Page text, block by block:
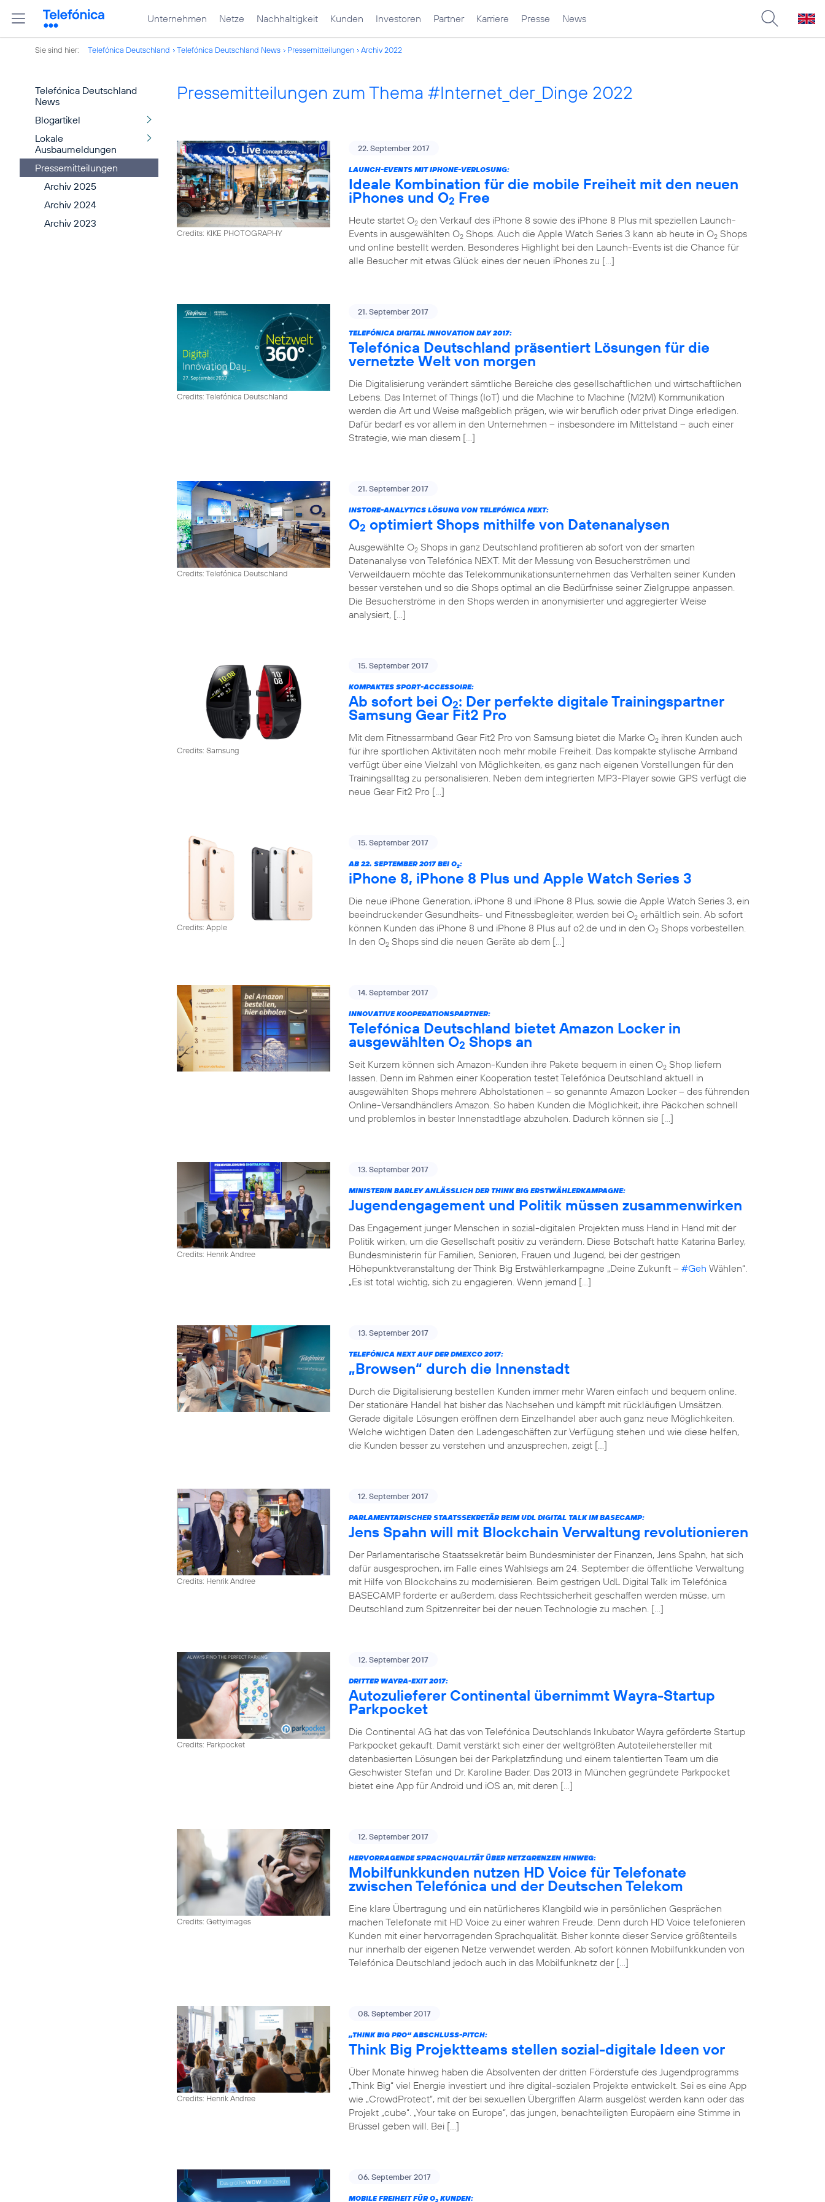
Unternehmen Netze Nachhaltigkeit Kunden Investoren Partner Karriere Presse News
Sie sind hier: Telefónica Deutschland Telefónica Deutschland News Pressemitteilungen Archiv 2022
Telefónica Deutschland
News
Blogartikel
Lokale
Ausbaumeldungen
Pressemitteilungen
Archiv 2025
Archiv 2024
Archiv 2023
Pressemitteilungen zum Thema #Internet_der_Dinge 2022
Credits: KIKE PHOTOGRAPHY
22. September 2017
LAUNCH-EVENTS MIT IPHONE-VERLOSUNG:
Ideale Kombination für die mobile Freiheit mit den neuen
iPhones und O2 Free
Heute startet O2 den Verkauf des iPhone 8 sowie des iPhone 8 Plus mit speziellen Launch-
Events in ausgewählten O2 Shops. Auch die Apple Watch Series 3 kann ab heute in O2 Shops
und online bestellt werden. Besonderes Highlight bei den Launch-Events ist die Chance für
alle Besucher mit etwas Glück eines der neuen iPhones zu […]
Credits: Telefónica Deutschland
21. September 2017
TELEFÓNICA DIGITAL INNOVATION DAY 2017:
Telefónica Deutschland präsentiert Lösungen für die
vernetzte Welt von morgen
Die Digitalisierung verändert sämtliche Bereiche des gesellschaftlichen und wirtschaftlichen
Lebens. Das Internet of Things (IoT) und die Machine to Machine (M2M) Kommunikation
werden die Art und Weise maßgeblich prägen, wie wir beruflich oder privat Dinge erledigen.
Dafür bedarf es vor allem in den Unternehmen – insbesondere im Mittelstand – auch einer
Strategie, wie man diesem […]
Credits: Telefónica Deutschland
21. September 2017
INSTORE-ANALYTICS LÖSUNG VON TELEFÓNICA NEXT:
O2 optimiert Shops mithilfe von Datenanalysen
Ausgewählte O2 Shops in ganz Deutschland profitieren ab sofort von der smarten
Datenanalyse von Telefónica NEXT. Mit der Messung von Besucherströmen und
Verweildauern möchte das Telekommunikationsunternehmen das Verhalten seiner Kunden
besser verstehen und so die Shops optimal an die Bedürfnisse seiner Zielgruppe anpassen.
Die Besucherströme in den Shops werden in anonymisierter und aggregierter Weise
analysiert, […]
Credits: Samsung
15. September 2017
KOMPAKTES SPORT-ACCESSOIRE:
Ab sofort bei O2: Der perfekte digitale Trainingspartner
Samsung Gear Fit2 Pro
Mit dem Fitnessarmband Gear Fit2 Pro von Samsung bietet die Marke O2 ihren Kunden auch
für ihre sportlichen Aktivitäten noch mehr mobile Freiheit. Das kompakte stylische Armband
verfügt über eine Vielzahl von Möglichkeiten, es ganz nach eigenen Vorstellungen für den
Trainingsalltag zu personalisieren. Neben dem integrierten MP3-Player sowie GPS verfügt die
neue Gear Fit2 Pro […]
Credits: Apple
15. September 2017
AB 22. SEPTEMBER 2017 BEI O2:
iPhone 8, iPhone 8 Plus und Apple Watch Series 3
Die neue iPhone Generation, iPhone 8 und iPhone 8 Plus, sowie die Apple Watch Series 3, ein
beeindruckender Gesundheits- und Fitnessbegleiter, werden bei O2 erhältlich sein. Ab sofort
können Kunden das iPhone 8 und iPhone 8 Plus auf o2.de und in den O2 Shops vorbestellen.
In den O2 Shops sind die neuen Geräte ab dem […]
14. September 2017
INNOVATIVE KOOPERATIONSPARTNER:
Telefónica Deutschland bietet Amazon Locker in
ausgewählten O2 Shops an
Seit Kurzem können sich Amazon-Kunden ihre Pakete bequem in einen O2 Shop liefern
lassen. Denn im Rahmen einer Kooperation testet Telefónica Deutschland aktuell in
ausgewählten Shops mehrere Abholstationen – so genannte Amazon Locker – des führenden
Online-Versandhändlers Amazon. So haben Kunden die Möglichkeit, ihre Päckchen schnell
und problemlos in bester Innenstadtlage abzuholen. Dadurch können sie […]
Credits: Henrik Andree
13. September 2017
MINISTERIN BARLEY ANLÄSSLICH DER THINK BIG ERSTWÄHLERKAMPAGNE:
Jugendengagement und Politik müssen zusammenwirken
Das Engagement junger Menschen in sozial-digitalen Projekten muss Hand in Hand mit der
Politik wirken, um die Gesellschaft positiv zu verändern. Diese Botschaft hatte Katarina Barley,
Bundesministerin für Familien, Senioren, Frauen und Jugend, bei der gestrigen
Höhepunktveranstaltung der Think Big Erstwählerkampagne „Deine Zukunft – #Geh Wählen“.
„Es ist total wichtig, sich zu engagieren. Wenn jemand […]
13. September 2017
TELEFÓNICA NEXT AUF DER DMEXCO 2017:
„Browsen“ durch die Innenstadt
Durch die Digitalisierung bestellen Kunden immer mehr Waren einfach und bequem online.
Der stationäre Handel hat bisher das Nachsehen und kämpft mit rückläufigen Umsätzen.
Gerade digitale Lösungen eröffnen dem Einzelhandel aber auch ganz neue Möglichkeiten.
Welche wichtigen Daten den Ladengeschäften zur Verfügung stehen und wie diese helfen,
die Kunden besser zu verstehen und anzusprechen, zeigt […]
Credits: Henrik Andree
12. September 2017
PARLAMENTARISCHER STAATSSEKRETÄR BEIM UDL DIGITAL TALK IM BASECAMP:
Jens Spahn will mit Blockchain Verwaltung revolutionieren
Der Parlamentarische Staatssekretär beim Bundesminister der Finanzen, Jens Spahn, hat sich
dafür ausgesprochen, im Falle eines Wahlsiegs am 24. September die öffentliche Verwaltung
mit Hilfe von Blockchains zu modernisieren. Beim gestrigen UdL Digital Talk im Telefónica
BASECAMP forderte er außerdem, dass Rechtssicherheit geschaffen werden müsse, um
Deutschland zum Spitzenreiter bei der neuen Technologie zu machen. […]
Credits: Parkpocket
12. September 2017
DRITTER WAYRA-EXIT 2017:
Autozulieferer Continental übernimmt Wayra-Startup
Parkpocket
Die Continental AG hat das von Telefónica Deutschlands Inkubator Wayra geförderte Startup
Parkpocket gekauft. Damit verstärkt sich einer der weltgrößten Autoteilehersteller mit
datenbasierten Lösungen bei der Parkplatzfindung und einem talentierten Team um die
Geschwister Stefan und Dr. Karoline Bader. Das 2013 in München gegründete Parkpocket
bietet eine App für Android und iOS an, mit deren […]
Credits: Gettyimages
12. September 2017
HERVORRAGENDE SPRACHQUALITÄT ÜBER NETZGRENZEN HINWEG:
Mobilfunkkunden nutzen HD Voice für Telefonate
zwischen Telefónica und der Deutschen Telekom
Eine klare Übertragung und ein natürlicheres Klangbild wie in persönlichen Gesprächen
machen Telefonate mit HD Voice zu einer wahren Freude. Denn durch HD Voice telefonieren
Kunden mit einer hervorragenden Sprachqualität. Bisher konnte dieser Service größtenteils
nur innerhalb der eigenen Netze verwendet werden. Ab sofort können Mobilfunkkunden von
Telefónica Deutschland jedoch auch in das Mobilfunknetz der […]
Credits: Henrik Andree
08. September 2017
„THINK BIG PRO“ ABSCHLUSS-PITCH:
Think Big Projektteams stellen sozial-digitale Ideen vor
Über Monate hinweg haben die Absolventen der dritten Förderstufe des Jugendprogramms
„Think Big“ viel Energie investiert und ihre digital-sozialen Projekte entwickelt. Sei es eine App
wie „CrowdProtect“, mit der bei sexuellen Übergriffen Alarm ausgelöst werden kann oder das
Projekt „cube“. „Your take on Europe“, das jungen, benachteiligten Europäern eine Stimme in
Brüssel geben will. Bei […]
06. September 2017
MOBILE FREIHEIT FÜR O2 KUNDEN: